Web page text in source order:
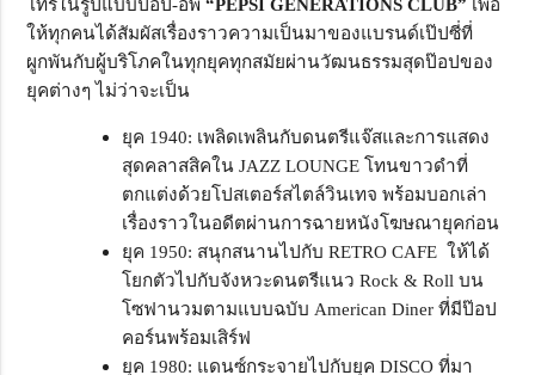
ให้ทุกคนได้สัมผัสเรื่องราวความเป็นมาของแบรนด์เป๊ปซี่ที่
ผูกพันกับผู้บริโภคในทุกยุคทุกสมัยผ่านวัฒนธรรมสุดป๊อปของ
ยุคต่างๆ ไม่ว่าจะเป็น
ยุค 1940: เพลิดเพลินกับดนตรีแจ๊สและการแสดง
สุดคลาสสิคใน JAZZ LOUNGE โทนขาวดำที่
ตกแต่งด้วยโปสเตอร์สไตล์วินเทจ พร้อมบอกเล่า
เรื่องราวในอดีตผ่านการฉายหนังโฆษณายุคก่อน
ยุค 1950: สนุกสนานไปกับ RETRO CAFE ให้ได้
โยกตัวไปกับจังหวะดนตรีแนว Rock & Roll บน
โซฟานวมตามแบบฉบับ American Diner ที่มีป๊อป
คอร์นพร้อมเสิร์ฟ
ยุค 1980: แดนซ์กระจายไปกับยุค DISCO ที่มา